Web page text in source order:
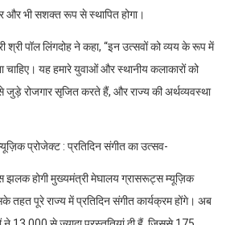
और भी सशक्त रूप से स्थापित होगा।
श्री पॉल लिंगदोह ने कहा, “इन उत्सवों को व्यय के रूप में
यह हमारे युवाओं और स्थानीय कलाकारों को
जुड़े रोजगार सृजित करते हैं, और राज्य की अर्थव्यवस्था
प्रोजेक्ट : प्रतिदिन संगीत का उत्सव-
होगी मुख्यमंत्री मेघालय ग्रासरूट्स म्यूज़िक
पूरे राज्य में प्रतिदिन संगीत कार्यक्रम होंगे। अब